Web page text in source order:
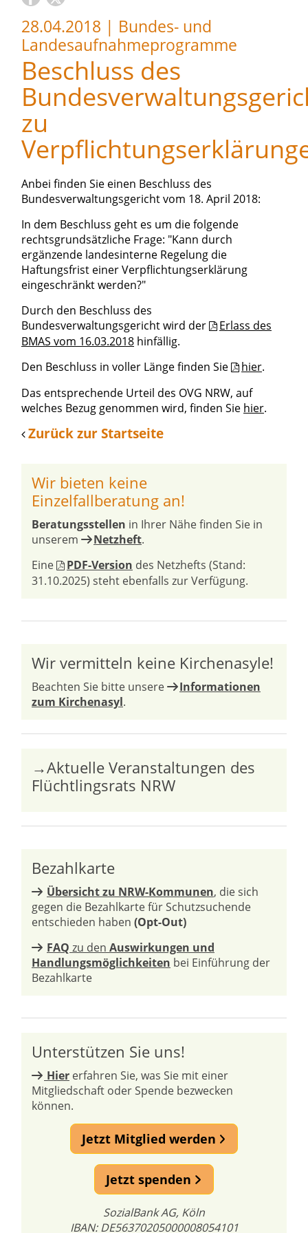
28.04.2018 | Bundes- und
Landesaufnahmeprogramme
Beschluss des
zu
Anbei finden Sie einen Beschluss des
Bundesverwaltungsgericht vom 18. April 2018:
In dem Beschluss geht es um die folgende
rechtsgrundsätzliche Frage: "Kann durch
ergänzende landesinterne Regelung die
Haftungsfrist einer Verpflichtungserklärung
eingeschränkt werden?"
Durch den Beschluss des
Bundesverwaltungsgericht wird der
Erlass des
BMAS vom 16.03.2018 hinfällig.
Den Beschluss in voller Länge finden Sie
hier.
Das entsprechende Urteil des OVG NRW, auf
welches Bezug genommen wird, finden Sie hier.
Zurück zur Startseite
Wir bieten keine
Einzelfallberatung an!
Beratungsstellen in Ihrer Nähe finden Sie in
unserem
Netzheft.
Eine
PDF-Version des Netzhefts (Stand:
31.10.2025) steht ebenfalls zur Verfügung.
Wir vermitteln keine Kirchenasyle!
Beachten Sie bitte unsere
Informationen
zum Kirchenasyl.
→Aktuelle Veranstaltungen des
Flüchtlingsrats NRW
Bezahlkarte
Übersicht zu NRW-Kommunen, die sich
gegen die Bezahlkarte für Schutzsuchende
entschieden haben (Opt-Out)
FAQ zu den Auswirkungen und
Handlungsmöglichkeiten bei Einführung der
Bezahlkarte
Unterstützen Sie uns!
Hier erfahren Sie, was Sie mit einer
Mitgliedschaft oder Spende bezwecken
können.
Jetzt Mitglied werden
Jetzt spenden
SozialBank AG, Köln
IBAN: DE56370205000008054101